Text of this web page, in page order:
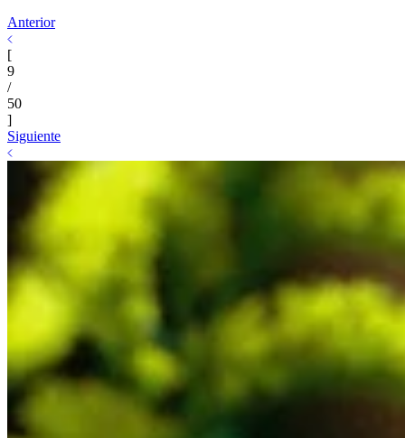
Anterior
[
9
/
50
]
Siguiente